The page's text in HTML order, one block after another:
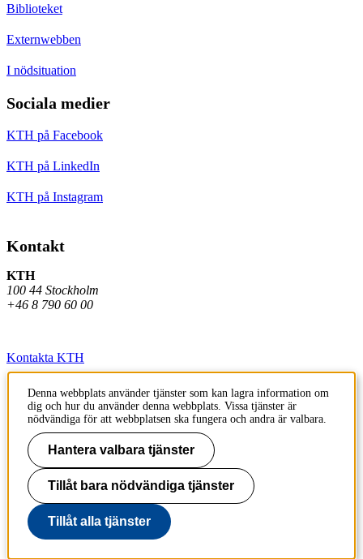
Biblioteket
Externwebben
I nödsituation
Sociala medier
KTH på Facebook
KTH på LinkedIn
KTH på Instagram
Kontakt
KTH
100 44 Stockholm
+46 8 790 60 00
Kontakta KTH
Jobba på KTH
Press och media
Faktura och betalning KTH
Om KTH:s webbplatser
Tillgänglighetsredogörelse
Denna webbplats använder tjänster som kan lagra information om
dig och hur du använder denna webbplats. Vissa tjänster är
nödvändiga för att webbplatsen ska fungera och andra är valbara.
Hantera valbara tjänster
Tillåt bara nödvändiga tjänster
Tillåt alla tjänster